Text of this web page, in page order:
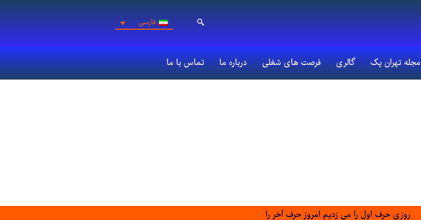
فارسی
مجله تهران پک گالری فرصت های شغلی درباره ما تماس با ما
روزی حرف اول را می زدیم امروز حرف آخر را